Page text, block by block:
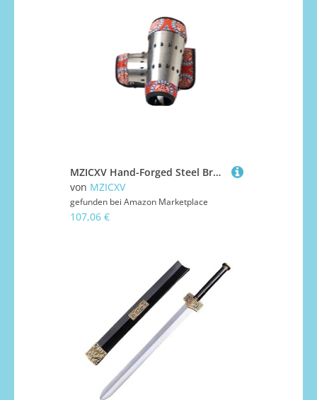
MZICXV Hand-Forged Steel Bracers | Armour Arm Guards | Hanfu & Accessory | Blued & Gold Finishes(C)
von MZICXV
gefunden bei Amazon Marketplace
107,06 €